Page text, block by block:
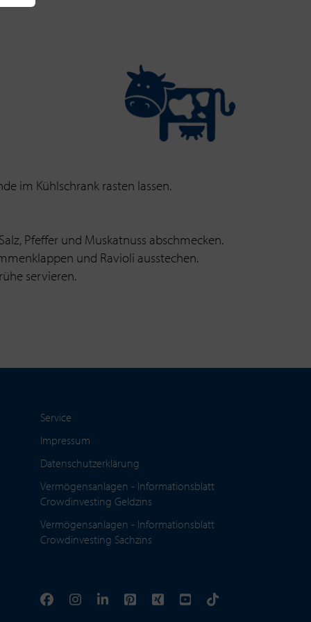
im Kühlschrank rasten lassen.
Pfeffer und Muskatnuss abschmecken.
und Ravioli ausstechen.
servieren.
Service
Impressum
Datenschutzerklärung
Vermögensanlagen - Informationsblatt
Crowdinvesting Geldzins
Vermögensanlagen - Informationsblatt
Crowdinvesting Sachzins